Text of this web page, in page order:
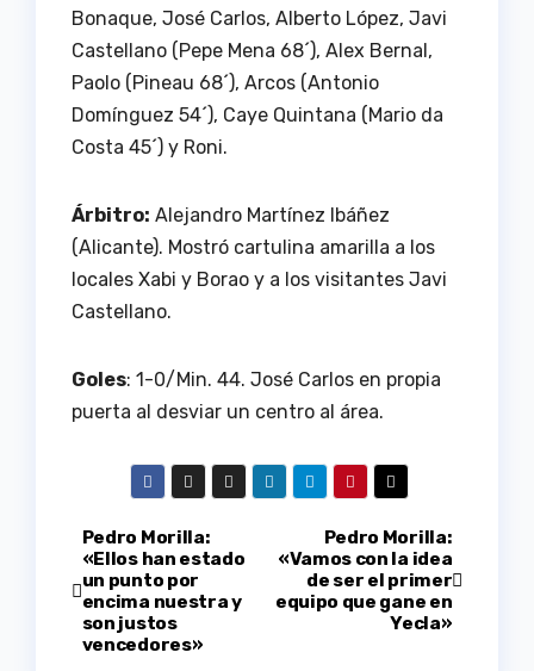
Bonaque, José Carlos, Alberto López, Javi
Castellano (Pepe Mena 68´), Alex Bernal,
Paolo (Pineau 68´), Arcos (Antonio
Domínguez 54´), Caye Quintana (Mario da
Costa 45´) y Roni.
Árbitro: Alejandro Martínez Ibáñez
(Alicante). Mostró cartulina amarilla a los
locales Xabi y Borao y a los visitantes Javi
Castellano.
Goles: 1-0/Min. 44. José Carlos en propia
puerta al desviar un centro al área.
Navegación
de
entradas
Pedro Morilla:
«Vamos con la idea
de ser el primer
equipo que gane en
Yecla»
Pedro Morilla:
«Ellos han estado
un punto por
encima nuestra y
son justos
vencedores»